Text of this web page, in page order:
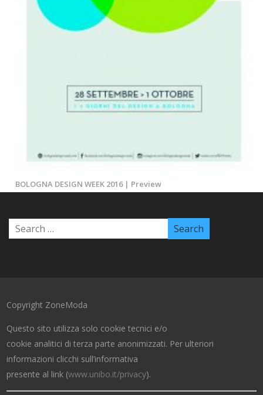
BOLOGNA DESIGN WEEK 2016 | Preview
Copyright ZoneModa
Questo sito utilizza solo cookie tecnici e/o
cookie analitici di terza parte anonimizzati. Per ulteriori
informazioni clicchi sull’informativa
presente al link (www.unibo.it/privacy).